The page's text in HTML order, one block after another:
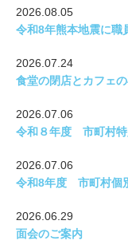
2026.08.05
令和8年熊本地震に職
2026.07.24
食堂の閉店とカフェ
2026.07.06
令和８年度 市町村特
2026.07.06
令和8年度 市町村個
2026.06.29
面会のご案内